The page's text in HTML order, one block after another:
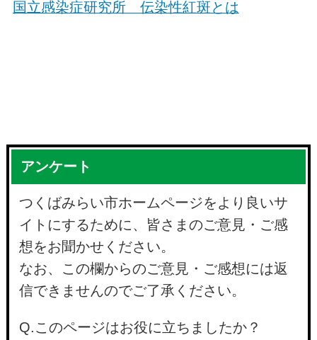
国立感染症研究所 伝染性紅斑とは
アンケート
つくばみらい市ホームページをより良いサ
イトにするために、皆さまのご意見・ご感
想をお聞かせください。
なお、この欄からのご意見・ご感想には返
信できませんのでご了承ください。
Q.このページはお役に立ちましたか？